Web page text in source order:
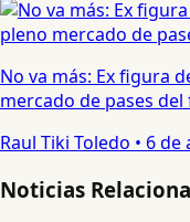
No va más: Ex figura
mercado de pases
Raul Tiki Toledo • 6 de
Noticias